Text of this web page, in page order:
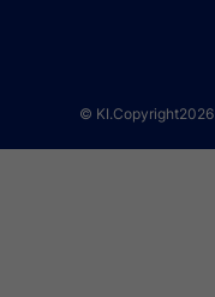
© KI.Copyright2026